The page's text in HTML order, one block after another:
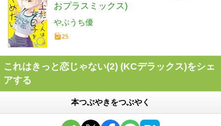
おプラスミックス)
やぶうち優
25
これはきっと恋じゃない(2) (KCデラックス)をシェ
アする
本つぶやきをつぶやく